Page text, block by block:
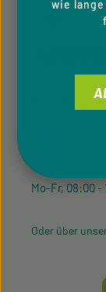
Mo-Fr, 08:00 -
Oder über
wie